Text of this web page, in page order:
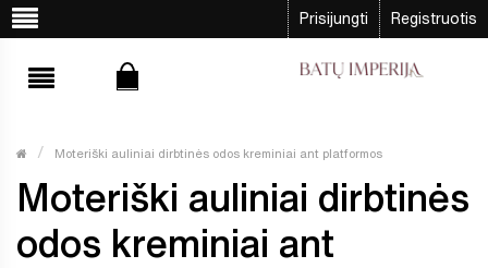
Prisijungti Registruotis
Moteriški auliniai dirbtinės odos kreminiai ant platformos
Moteriški auliniai dirbtinės
odos kreminiai ant